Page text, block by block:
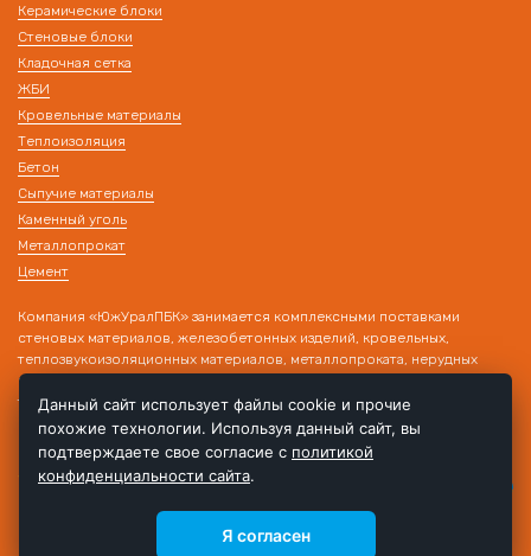
Керамические блоки
Стеновые блоки
Кладочная сетка
ЖБИ
Кровельные материалы
Теплоизоляция
Бетон
Сыпучие материалы
Каменный уголь
Металлопрокат
Цемент
Компания «ЮжУралПБК» занимается комплексными поставками
стеновых материалов, железобетонных изделий, кровельных,
теплозвукоизоляционных материалов, металлопроката, нерудных
материалов на строительные объекты. Наличие собственного
транспорта и склада позволяет производить поставку товара в день
обращения!
Данный сайт использует файлы cookie и прочие
похожие технологии. Используя данный сайт, вы
подтверждаете свое согласие с политикой
конфиденциальности сайта.
Я согласен